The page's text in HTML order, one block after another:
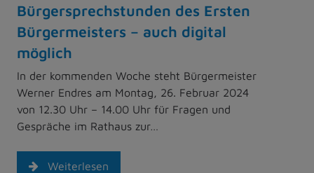
Bürgersprechstunden des Ersten
Bürgermeisters – auch digital
möglich
In der kommenden Woche steht Bürgermeister
Werner Endres am Montag, 26. Februar 2024
von 12.30 Uhr – 14.00 Uhr für Fragen und
Gespräche im Rathaus zur…
Weiterlesen